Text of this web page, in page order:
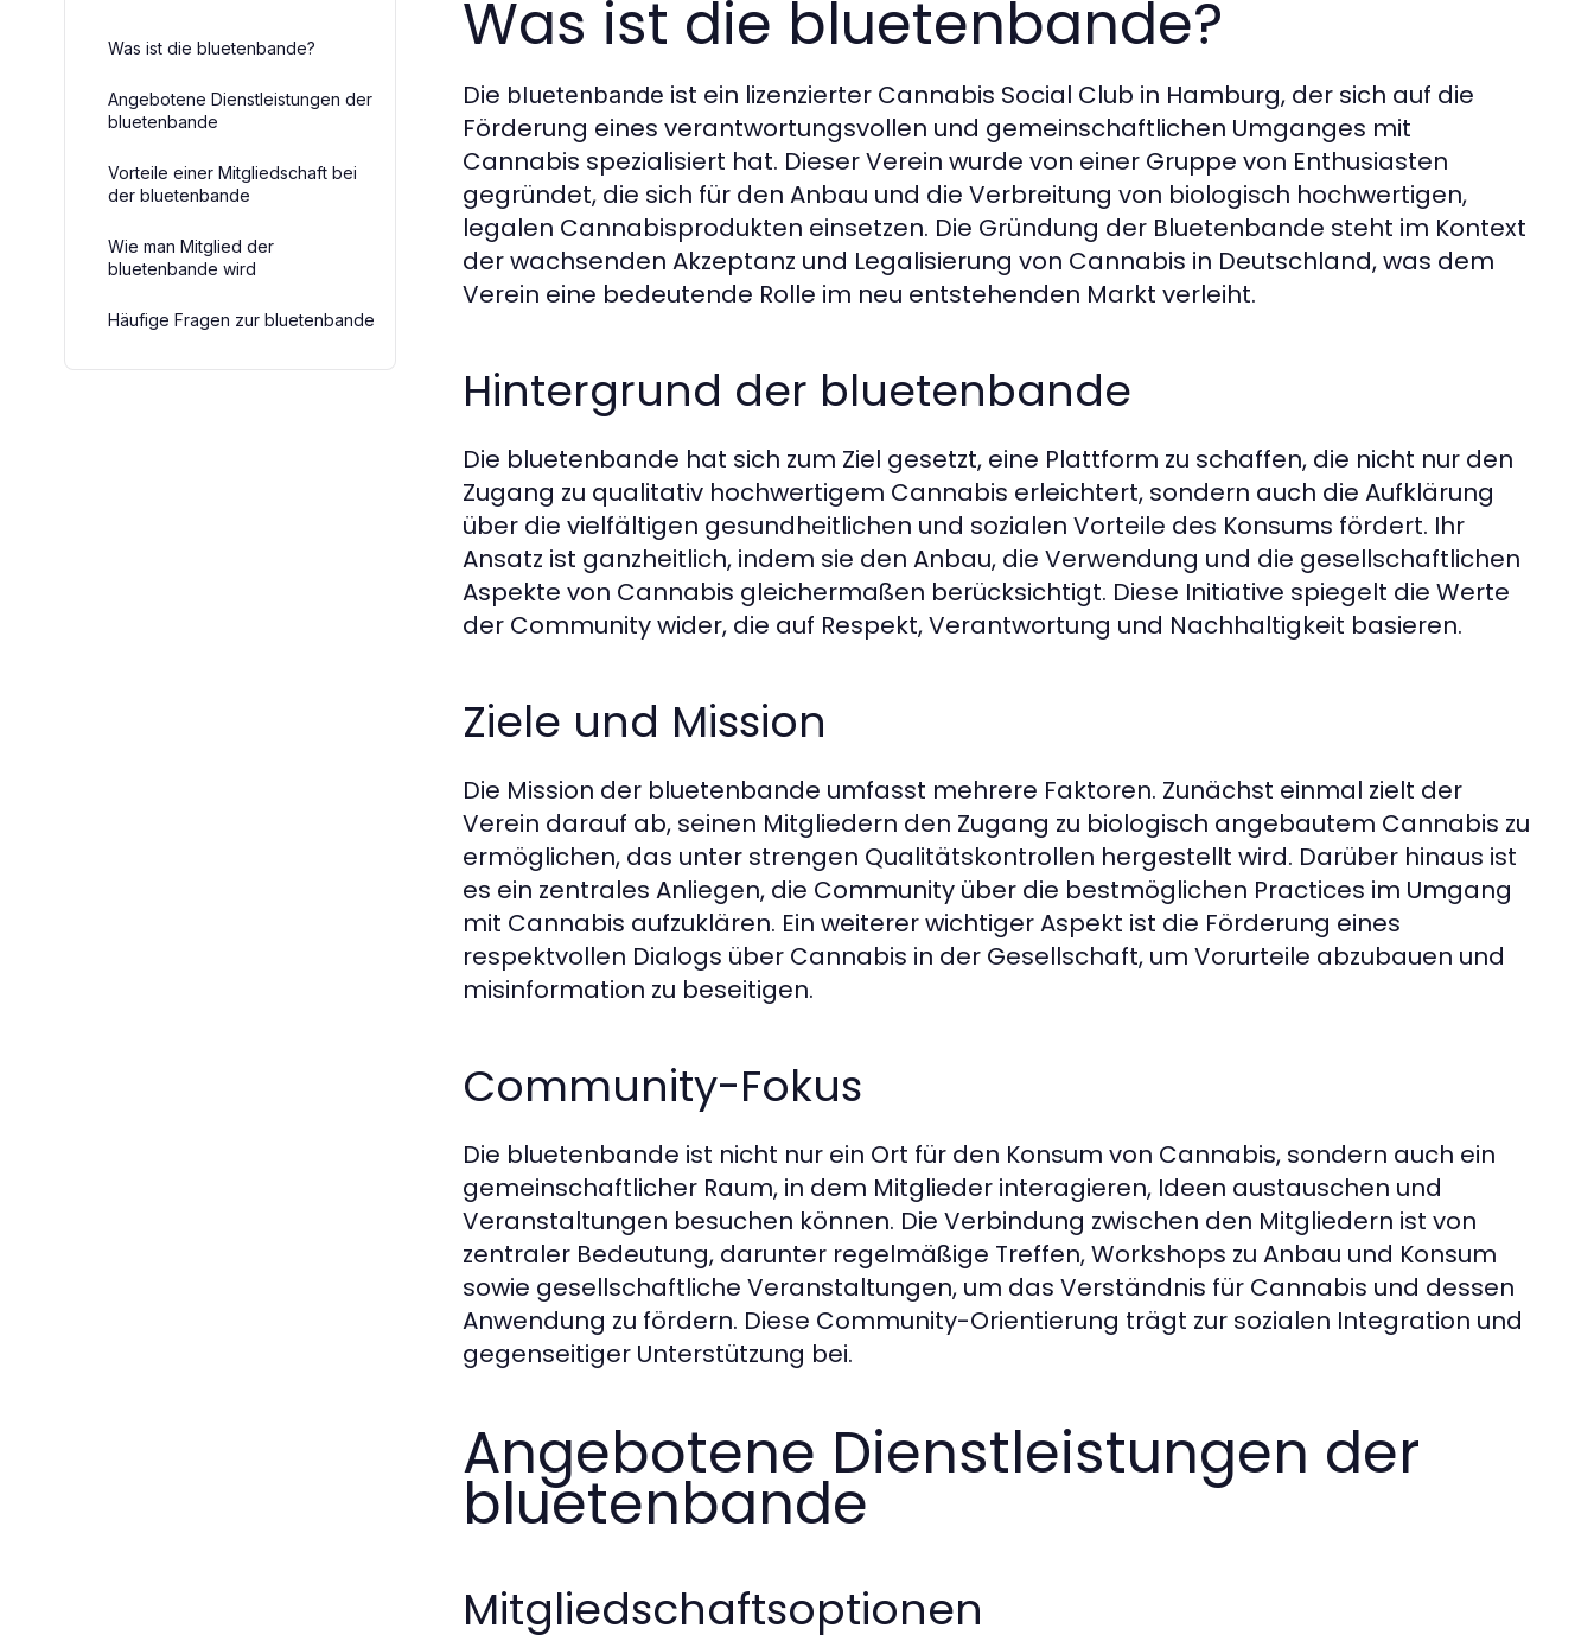
Was ist die bluetenbande?
Angebotene Dienstleistungen der
bluetenbande
Vorteile einer Mitgliedschaft bei
der bluetenbande
Wie man Mitglied der
bluetenbande wird
Häufige Fragen zur bluetenbande
Was ist die bluetenbande?
Die bluetenbande ist ein lizenzierter Cannabis Social Club in Hamburg, der sich auf die
Förderung eines verantwortungsvollen und gemeinschaftlichen Umganges mit
Cannabis spezialisiert hat. Dieser Verein wurde von einer Gruppe von Enthusiasten
gegründet, die sich für den Anbau und die Verbreitung von biologisch hochwertigen,
legalen Cannabisprodukten einsetzen. Die Gründung der Bluetenbande steht im Kontext
der wachsenden Akzeptanz und Legalisierung von Cannabis in Deutschland, was dem
Verein eine bedeutende Rolle im neu entstehenden Markt verleiht.
Hintergrund der bluetenbande
Die bluetenbande hat sich zum Ziel gesetzt, eine Plattform zu schaffen, die nicht nur den
Zugang zu qualitativ hochwertigem Cannabis erleichtert, sondern auch die Aufklärung
über die vielfältigen gesundheitlichen und sozialen Vorteile des Konsums fördert. Ihr
Ansatz ist ganzheitlich, indem sie den Anbau, die Verwendung und die gesellschaftlichen
Aspekte von Cannabis gleichermaßen berücksichtigt. Diese Initiative spiegelt die Werte
der Community wider, die auf Respekt, Verantwortung und Nachhaltigkeit basieren.
Ziele und Mission
Die Mission der bluetenbande umfasst mehrere Faktoren. Zunächst einmal zielt der
Verein darauf ab, seinen Mitgliedern den Zugang zu biologisch angebautem Cannabis zu
ermöglichen, das unter strengen Qualitätskontrollen hergestellt wird. Darüber hinaus ist
es ein zentrales Anliegen, die Community über die bestmöglichen Practices im Umgang
mit Cannabis aufzuklären. Ein weiterer wichtiger Aspekt ist die Förderung eines
respektvollen Dialogs über Cannabis in der Gesellschaft, um Vorurteile abzubauen und
misinformation zu beseitigen.
Community-Fokus
Die bluetenbande ist nicht nur ein Ort für den Konsum von Cannabis, sondern auch ein
gemeinschaftlicher Raum, in dem Mitglieder interagieren, Ideen austauschen und
Veranstaltungen besuchen können. Die Verbindung zwischen den Mitgliedern ist von
zentraler Bedeutung, darunter regelmäßige Treffen, Workshops zu Anbau und Konsum
sowie gesellschaftliche Veranstaltungen, um das Verständnis für Cannabis und dessen
Anwendung zu fördern. Diese Community-Orientierung trägt zur sozialen Integration und
gegenseitiger Unterstützung bei.
Angebotene Dienstleistungen der
bluetenbande
Mitgliedschaftsoptionen